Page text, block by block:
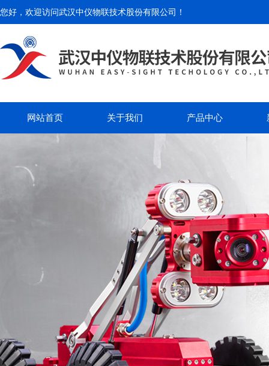
您好，欢迎访问武汉中仪物联技术股份有限公司 ！
网站首页 关于我们 产品中心